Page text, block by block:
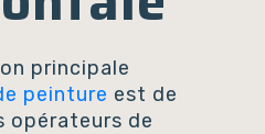
principale
peinture est de
opérateurs de